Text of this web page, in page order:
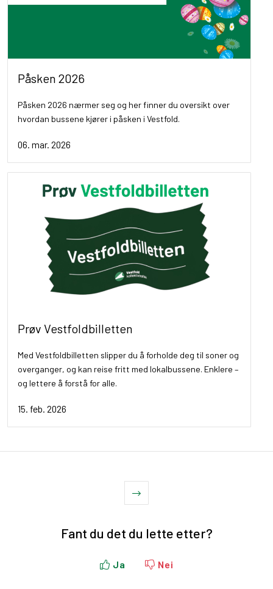
Påsken 2026
Påsken 2026 nærmer seg og her finner du oversikt over
hvordan bussene kjører i påsken i Vestfold.
06. mar. 2026
Prøv Vestfoldbilletten
Med Vestfoldbilletten slipper du å forholde deg til soner og
overganger, og kan reise fritt med lokalbussene. Enklere –
og lettere å forstå for alle.
15. feb. 2026
Fant du det du lette etter?
Ja Nei